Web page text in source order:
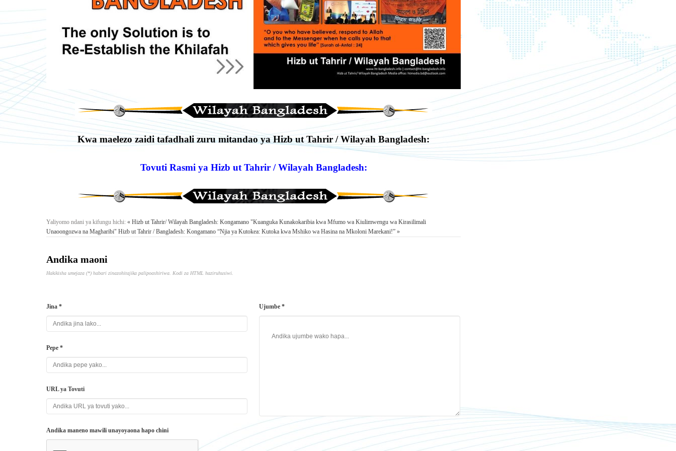
Kwa maelezo zaidi tafadhali zuru mitandao ya Hizb ut Tahrir / Wilayah Bangladesh:
Tovuti Rasmi ya Hizb ut Tahrir / Wilayah Bangladesh:
Yaliyomo ndani ya kifungu hichi: « Hizb ut Tahrir/ Wilayah Bangladesh: Kongamano "Kuanguka Kunakokaribia kwa Mfumo wa Kiulimwengu wa Kirasilimali
Unaoongozwa na Magharibi" Hizb ut Tahrir / Bangladesh: Kongamano “Njia ya Kutokea: Kutoka kwa Mshiko wa Hasina na Mkoloni Marekani!” »
Andika maoni
Hakikisha umejaza (*) habari zinazohitajika palipoashiriwa. Kodi za HTML haziruhusiwi.
Jina *
Pepe *
URL ya Tovuti
Andika maneno mawili unayoyaona hapo chini
Ujumbe *